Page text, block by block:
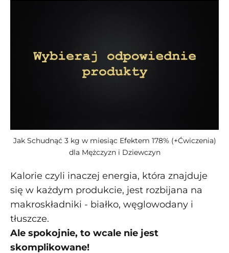
Jak Schudnąć 3 kg w miesiąc Efektem 178% (+Ćwiczenia)
dla Mężczyzn i Dziewczyn
Kalorie czyli inaczej energia, która znajduje
się w każdym produkcie, jest rozbijana na
makroskładniki - białko, węglowodany i
tłuszcze.
Ale spokojnie, to wcale nie jest
skomplikowane!